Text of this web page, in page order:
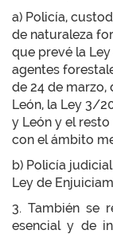
a) Policía,
de naturaleza
que prevé la
agentes
de 24 de
León, la Ley 3/
y León y el
con el ámbito
b) Policía
Ley de
3. También se
esencial y de